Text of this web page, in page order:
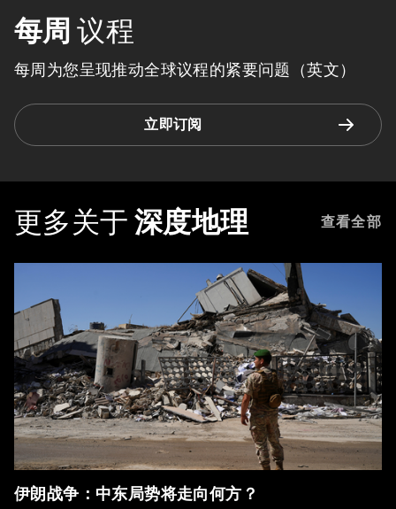
每周 议程
每周为您呈现推动全球议程的紧要问题（英文）
立即订阅
更多关于 深度地理 查看全部
伊朗战争：中东局势将走向何方？